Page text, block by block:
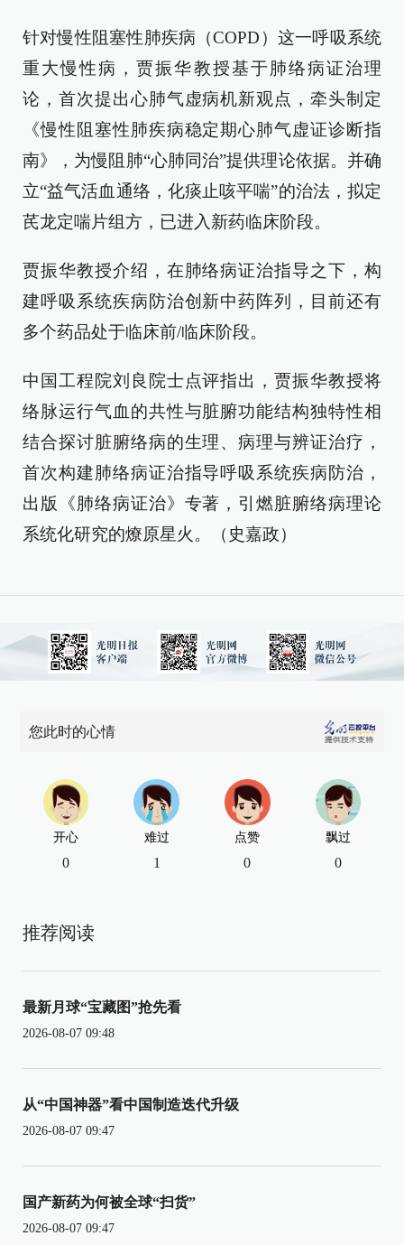
针对慢性阻塞性肺疾病（COPD）这一呼吸系统
重大慢性病，贾振华教授基于肺络病证治理
论，首次提出心肺气虚病机新观点，牵头制定
《慢性阻塞性肺疾病稳定期心肺气虚证诊断指
南》，为慢阻肺“心肺同治”提供理论依据。并确
立“益气活血通络，化痰止咳平喘”的治法，拟定
芪龙定喘片组方，已进入新药临床阶段。
贾振华教授介绍，在肺络病证治指导之下，构
建呼吸系统疾病防治创新中药阵列，目前还有
多个药品处于临床前/临床阶段。
中国工程院刘良院士点评指出，贾振华教授将
络脉运行气血的共性与脏腑功能结构独特性相
结合探讨脏腑络病的生理、病理与辨证治疗，
首次构建肺络病证治指导呼吸系统疾病防治，
出版《肺络病证治》专著，引燃脏腑络病理论
系统化研究的燎原星火。（史嘉政）
您此时的心情
开心
0
难过
1
点赞
0
飘过
0
推荐阅读
最新月球“宝藏图”抢先看
2026-08-07 09:48
从“中国神器”看中国制造迭代升级
2026-08-07 09:47
国产新药为何被全球“扫货”
2026-08-07 09:47